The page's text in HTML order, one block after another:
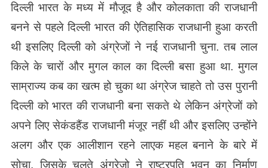
दिल्ली भारत के मध्य में मौजूद है और कोलकाता की राजधानी
बनने से पहले दिल्ली भारत की ऐतिहासिक राजधानी हुआ करती
थी इसलिए दिल्ली को अंग्रेजों ने नई राजधानी चुना. तब लाल
किले के चारों और मुगल काल का दिल्ली बसा हुआ था. मुगल
साम्राज्य कब का खत्म हो चुका था अंग्रेज चाहते तो उस पुरानी
दिल्ली को भारत की राजधानी बना सकते थे लेकिन अंग्रेजों को
अपने लिए सेकंडहैंड राजधानी मंजूर नहीं थी और इसलिए उन्होंने
अलग और एक आलीशान रहने लाएक महल बनाने के बारे में
सोचा. जिसके चलते अंग्रेजो ने राष्ट्रपति भवन का निर्माण